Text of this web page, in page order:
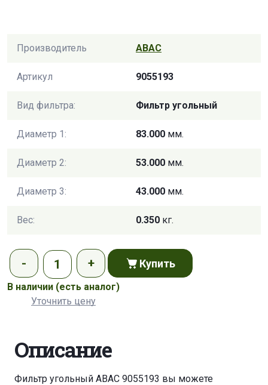
Производитель ABAC
Артикул 9055193
Вид фильтра: Фильтр угольный
Диаметр 1: 83.000 мм.
Диаметр 2: 53.000 мм.
Диаметр 3: 43.000 мм.
Вес: 0.350 кг.
Купить
В наличии (есть аналог)
Уточнить цену
Описание
Фильтр угольный ABAC 9055193 вы можете